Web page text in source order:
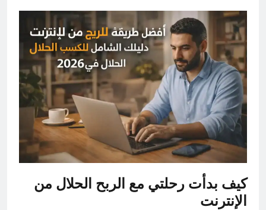
كيف بدأت رحلتي مع الربح الحلال من
الإنترنت